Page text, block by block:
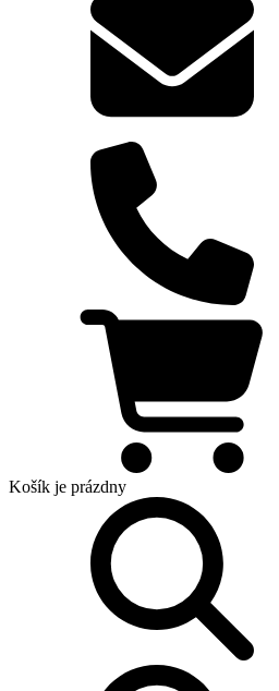
Košík je prázdny